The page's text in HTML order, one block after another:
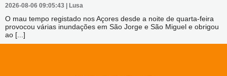
2026-08-06 09:05:43 | Lusa
O mau tempo registado nos Açores desde a noite de quarta-feira
provocou várias inundações em São Jorge e São Miguel e obrigou
ao [...]